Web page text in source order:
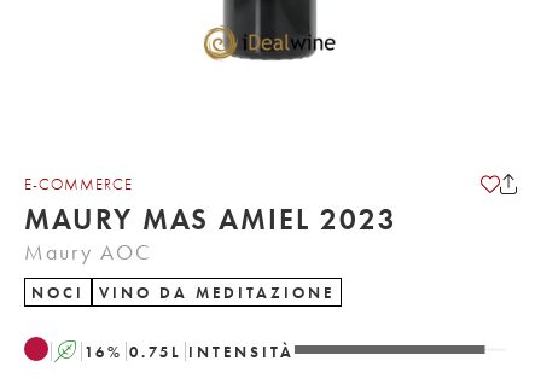
E-COMMERCE
MAURY MAS AMIEL 2023
Maury AOC
NOCI VINO DA MEDITAZIONE
A 16% 0.75 L INTENSITÀ